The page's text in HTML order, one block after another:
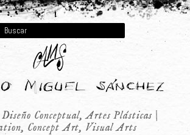
Conceptual, Artes Plásticas |
Concept Art, Visual Arts